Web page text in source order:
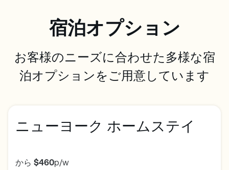
宿泊オプション
お客様のニーズに合わせた多様な宿
泊オプションをご用意しています
ニューヨーク ホームステイ
から $460p/w